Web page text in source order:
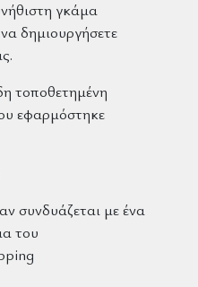
γκάμα
δημιουργήσετε
τοποθετημένη
εφαρμόστηκε
συνδυάζεται με ένα
του